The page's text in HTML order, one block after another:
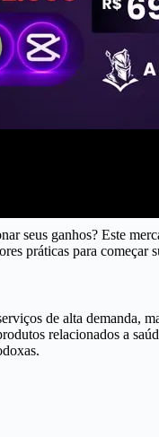
seus ganhos? Este
práticas para começar
de alta demanda,
relacionados a